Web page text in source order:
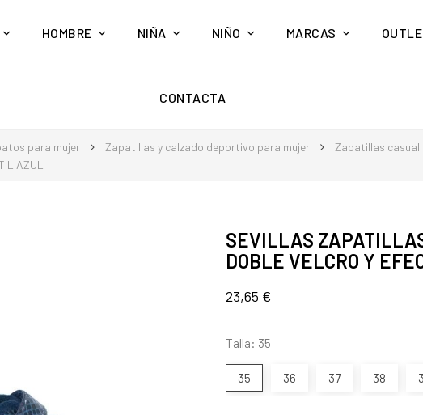
HOMBRE NIÑA NIÑO MARCAS
CONTACTA
para mujer Zapatillas y calzado deportivo para mujer Zapatillas casual
AZUL
SEVILLAS
DOBLE VELCRO Y
23,65 €
Talla: 35
35 36 37 38